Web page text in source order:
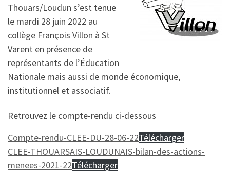
Thouars/Loudun s’est tenue
le mardi 28 juin 2022 au
collège François Villon à St
Varent en présence de
représentants de l’Éducation
Nationale mais aussi de monde économique,
institutionnel et associatif.
Retrouvez le compte-rendu ci-dessous
Compte-rendu-CLEE-DU-28-06-22Télécharger
CLEE-THOUARSAIS-LOUDUNAIS-bilan-des-actions-
menees-2021-22Télécharger